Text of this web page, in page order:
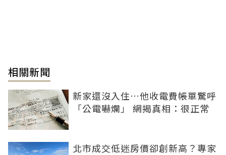
相關新聞
新家還沒入住…他收電費帳單驚呼
「公電嚇爛」 網揭真相：很正常
北市成交低迷房價卻創新高？專家